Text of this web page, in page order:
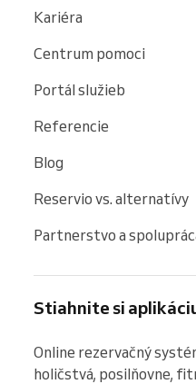
Kariéra
Centrum pomoci
Portál služieb
Referencie
Blog
Reservio vs. alternatívy
Partnerstvo a
Stiahnite si
Online rezervačný
holičstvá, posilňovne,